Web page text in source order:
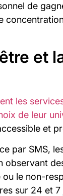
de
et
les
de leur
et
par SMS,
observant
le non-
sur 24 et